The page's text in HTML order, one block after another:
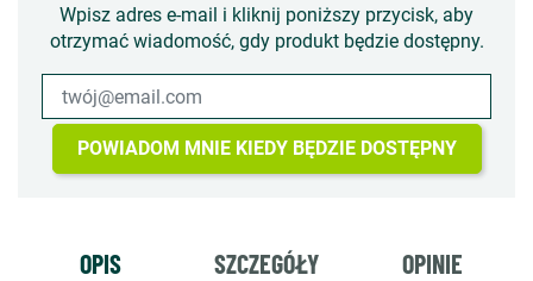
Wpisz adres e-mail i kliknij poniższy przycisk, aby
otrzymać wiadomość, gdy produkt będzie dostępny.
POWIADOM MNIE KIEDY BĘDZIE DOSTĘPNY
OPIS SZCZEGÓŁY OPINIE